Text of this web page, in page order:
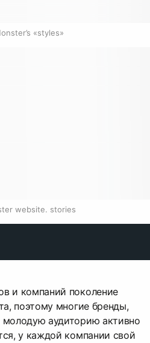
«styles»
website. stories
и компаний поколение
поэтому многие бренды,
молодую аудиторию активно
у каждой компании свой